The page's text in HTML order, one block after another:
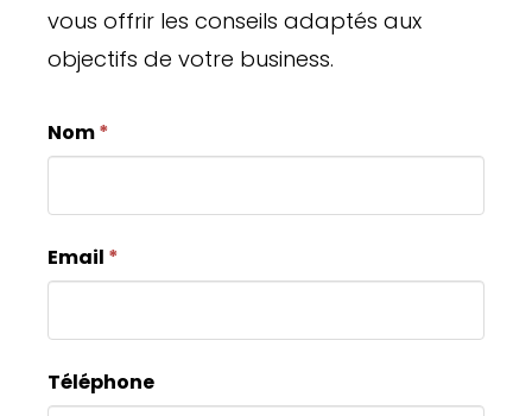
vous offrir les conseils adaptés aux
objectifs de votre business.
Contact
Nom*
Email *
Téléphone
Si
êtes
un
humain,
pas